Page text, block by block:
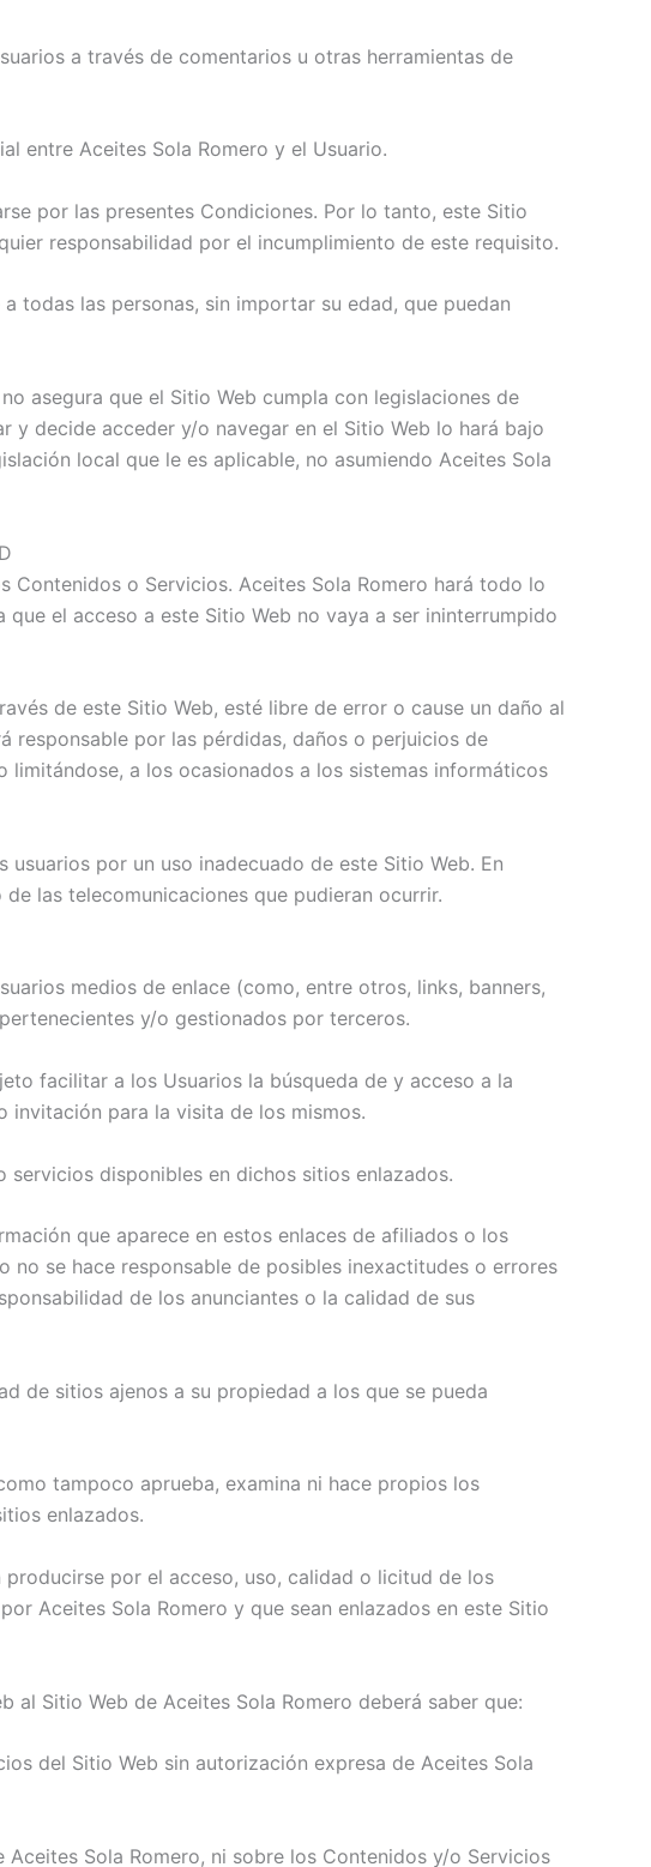
a través de comentarios u otras herramientas de
entre Aceites Sola Romero y el Usuario.
por las presentes Condiciones. Por lo tanto, este Sitio
responsabilidad por el incumplimiento de este requisito.
todas las personas, sin importar su edad, que puedan
asegura que el Sitio Web cumpla con legislaciones de
decide acceder y/o navegar en el Sitio Web lo hará bajo
local que le es aplicable, no asumiendo Aceites Sola
o Servicios. Aceites Sola Romero hará todo lo
el acceso a este Sitio Web no vaya a ser ininterrumpido
de este Sitio Web, esté libre de error o cause un daño al
responsable por las pérdidas, daños o perjuicios de
a los ocasionados a los sistemas informáticos
por un uso inadecuado de este Sitio Web. En
las telecomunicaciones que pudieran ocurrir.
medios de enlace (como, entre otros, links, banners,
y/o gestionados por terceros.
facilitar a los Usuarios la búsqueda de y acceso a la
invitación para la visita de los mismos.
disponibles en dichos sitios enlazados.
que aparece en estos enlaces de afiliados o los
se hace responsable de posibles inexactitudes o errores
de los anunciantes o la calidad de sus
de sitios ajenos a su propiedad a los que se pueda
tampoco aprueba, examina ni hace propios los
enlazados.
por el acceso, uso, calidad o licitud de los
Aceites Sola Romero y que sean enlazados en este Sitio
Sitio Web de Aceites Sola Romero deberá saber que:
del Sitio Web sin autorización expresa de Aceites Sola
Sola Romero, ni sobre los Contenidos y/o Servicios